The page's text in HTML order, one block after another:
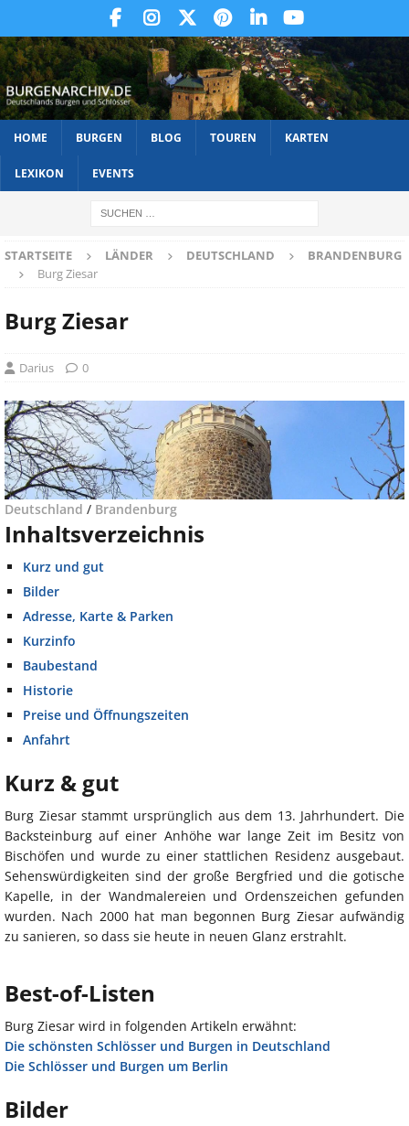
HOME BURGEN BLOG TOUREN KARTEN
LEXIKON EVENTS
STARTSEITE LÄNDER DEUTSCHLAND
BRANDENBURG
Burg Ziesar
Burg Ziesar
Darius 0
Deutschland / Brandenburg
Inhaltsverzeichnis
Kurz und gut
Bilder
Adresse, Karte & Parken
Kurzinfo
Baubestand
Historie
Preise und Öffnungszeiten
Anfahrt
Kurz & gut
Burg Ziesar stammt ursprünglich aus dem 13. Jahrhundert. Die
Backsteinburg auf einer Anhöhe war lange Zeit im Besitz von
Bischöfen und wurde zu einer stattlichen Residenz ausgebaut.
Sehenswürdigkeiten sind der große Bergfried und die gotische
Kapelle, in der Wandmalereien und Ordenszeichen gefunden
wurden. Nach 2000 hat man begonnen Burg Ziesar aufwändig
zu sanieren, so dass sie heute in neuen Glanz erstrahlt.
Best-of-Listen
Burg Ziesar wird in folgenden Artikeln erwähnt:
Die schönsten Schlösser und Burgen in Deutschland
Die Schlösser und Burgen um Berlin
Bilder